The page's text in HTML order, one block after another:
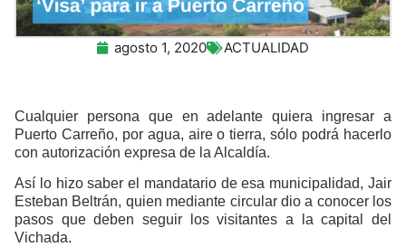
agosto 1, 2020 ACTUALIDAD
Cualquier persona que en adelante quiera ingresar a
Puerto Carreño, por agua, aire o tierra, sólo podrá hacerlo
con autorización expresa de la Alcaldía.
Así lo hizo saber el mandatario de esa municipalidad, Jair
Esteban Beltrán, quien mediante circular dio a conocer los
pasos que deben seguir los visitantes a la capital del
Vichada.